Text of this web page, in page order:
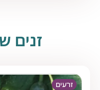
זנים
זרעים